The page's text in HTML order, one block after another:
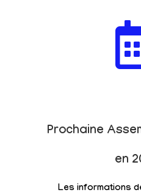
Prochaine
en
Les informations